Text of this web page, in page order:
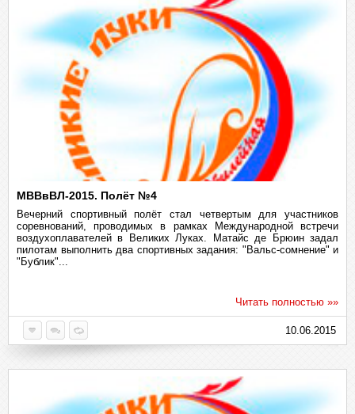
МВВвВЛ-2015. Полёт №4
Вечерний спортивный полёт стал четвертым для участников
соревнований, проводимых в рамках Международной встречи
воздухоплавателей в Великих Луках. Матайс де Брюин задал
пилотам выполнить два спортивных задания: "Вальс-сомнение" и
"Бублик"...
Читать полностью »»
10.06.2015